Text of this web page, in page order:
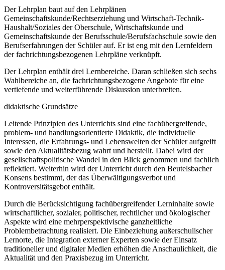
Der Lehrplan baut auf den Lehrplänen
Gemeinschaftskunde/Rechtserziehung und Wirtschaft-Technik-
Haushalt/Soziales der Oberschule, Wirtschaftskunde und
Gemeinschaftskunde der Berufsschule/Berufsfachschule sowie den
Berufserfahrungen der Schüler auf. Er ist eng mit den Lernfeldern
der fachrichtungsbezogenen Lehrpläne verknüpft.
Der Lehrplan enthält drei Lernbereiche. Daran schließen sich sechs
Wahlbereiche an, die fachrichtungsbezogene Angebote für eine
vertiefende und weiterführende Diskussion unterbreiten.
didaktische Grundsätze
Leitende Prinzipien des Unterrichts sind eine fachübergreifende,
problem- und handlungsorientierte Didaktik, die individuelle
Interessen, die Erfahrungs- und Lebenswelten der Schüler aufgreift
sowie den Aktualitätsbezug wahrt und herstellt. Dabei wird der
gesellschaftspolitische Wandel in den Blick genommen und fachlich
reflektiert. Weiterhin wird der Unterricht durch den Beutelsbacher
Konsens bestimmt, der das Überwältigungsverbot und
Kontroversitätsgebot enthält.
Durch die Berücksichtigung fachübergreifender Lerninhalte sowie
wirtschaftlicher, sozialer, politischer, rechtlicher und ökologischer
Aspekte wird eine mehrperspektivische ganzheitliche
Problembetrachtung realisiert. Die Einbeziehung außerschulischer
Lernorte, die Integration externer Experten sowie der Einsatz
traditioneller und digitaler Medien erhöhen die Anschaulichkeit, die
Aktualität und den Praxisbezug im Unterricht.